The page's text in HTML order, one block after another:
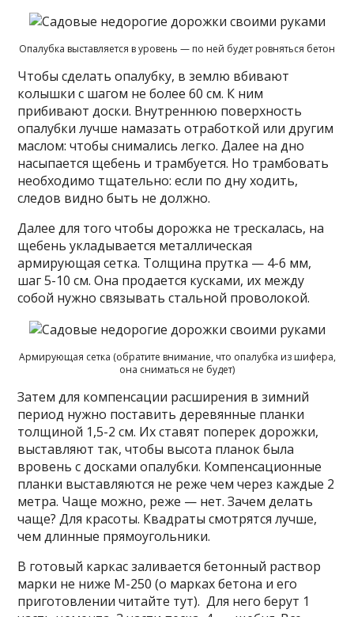
Опалубка выставляется в уровень — по ней будет ровняться бетон
Чтобы сделать опалубку, в землю вбивают
колышки с шагом не более 60 см. К ним
прибивают доски. Внутреннюю поверхность
опалубки лучше намазать отработкой или другим
маслом: чтобы снимались легко. Далее на дно
насыпается щебень и трамбуется. Но трамбовать
необходимо тщательно: если по дну ходить,
следов видно быть не должно.
Далее для того чтобы дорожка не трескалась, на
щебень укладывается металлическая
армирующая сетка. Толщина прутка — 4-6 мм,
шаг 5-10 см. Она продается кусками, их между
собой нужно связывать стальной проволокой.
Армирующая сетка (обратите внимание, что опалубка из шифера,
она сниматься не будет)
Затем для компенсации расширения в зимний
период нужно поставить деревянные планки
толщиной 1,5-2 см. Их ставят поперек дорожки,
выставляют так, чтобы высота планок была
вровень с досками опалубки. Компенсационные
планки выставляются не реже чем через каждые 2
метра. Чаще можно, реже — нет. Зачем делать
чаще? Для красоты. Квадраты смотрятся лучше,
чем длинные прямоугольники.
В готовый каркас заливается бетонный раствор
марки не ниже М-250 (о марках бетона и его
приготовлении читайте тут). Для него берут 1